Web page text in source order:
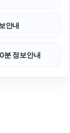
안내
분 정보안내